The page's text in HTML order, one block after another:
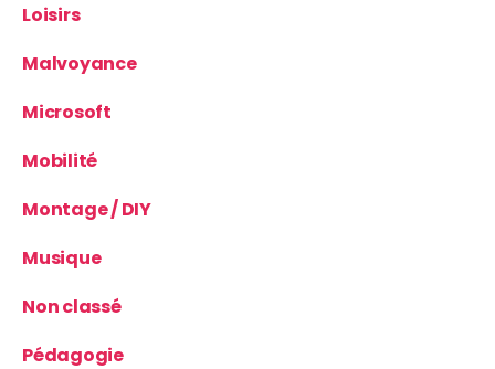
Loisirs
Malvoyance
Microsoft
Mobilité
Montage / DIY
Musique
Non classé
Pédagogie